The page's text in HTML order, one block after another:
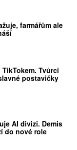
farmářům ale
Tvůrci
postavičky
AI divizi. Demis
do nové role